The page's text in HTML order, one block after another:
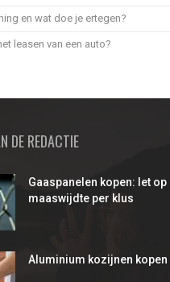
en wat doe je ertegen?
leasen van een auto?
DE REDACTIE
Gaaspanelen kopen: let
maaswijdte per klus
Aluminium kozijnen kopen